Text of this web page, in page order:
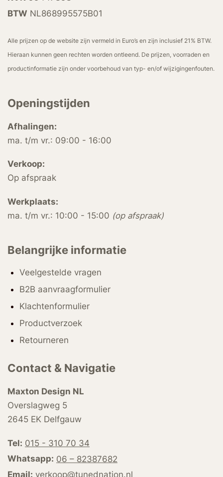
BTW NL868995575B01
Alle prijzen op de website zijn vermeld in Euro’s en zijn inclusief 21% BTW.
Hieraan kunnen geen rechten worden ontleend. De prijzen, voorraden en
productinformatie zijn onder voorbehoud van typ- en/of wijzigingenfouten.
Openingstijden
Afhalingen:
ma. t/m vr.: 09:00 - 16:00
Verkoop:
Op afspraak
Werkplaats:
ma. t/m vr.: 10:00 - 15:00 (op afspraak)
Belangrijke informatie
Veelgestelde vragen
B2B aanvraagformulier
Klachtenformulier
Productverzoek
Retourneren
Contact & Navigatie
Maxton Design NL
Overslagweg 5
2645 EK Delfgauw
Tel: 015 - 310 70 34
Whatsapp: 06 – 82387682
Email: verkoop@tunednation.nl